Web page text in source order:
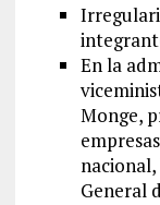
En la
Monge,
General